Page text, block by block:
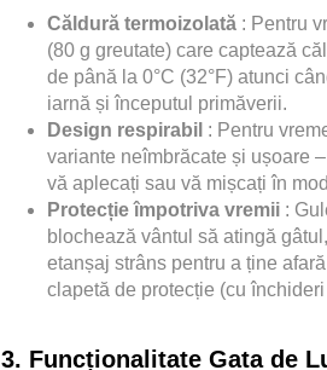
Căldură termoizolată : Pentru
(80 g greutate) care captează
de până la 0°C (32°F) atunci
iarnă și începutul primăverii.
Design respirabil : Pentru
variante neîmbrăcate și ușoare
vă aplecați sau vă mișcați în
Protecție împotriva vremii :
blochează vântul să atingă
etanșaj strâns pentru a ține
clapetă de protecție (cu
3. Funcționalitate Gata de